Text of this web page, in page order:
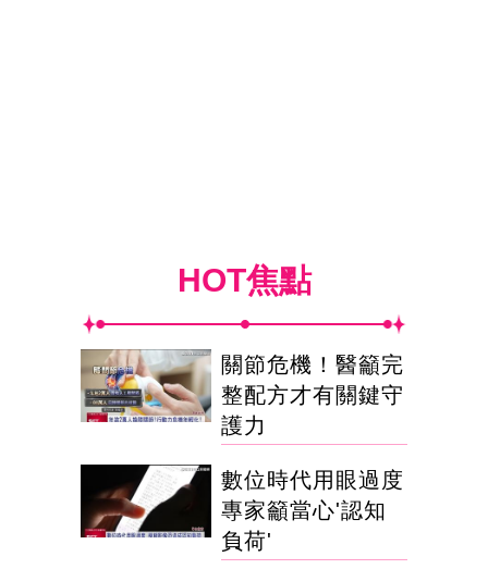
HOT焦點
關節危機！醫籲完
整配方才有關鍵守
護力
數位時代用眼過度
專家籲當心'認知
負荷'